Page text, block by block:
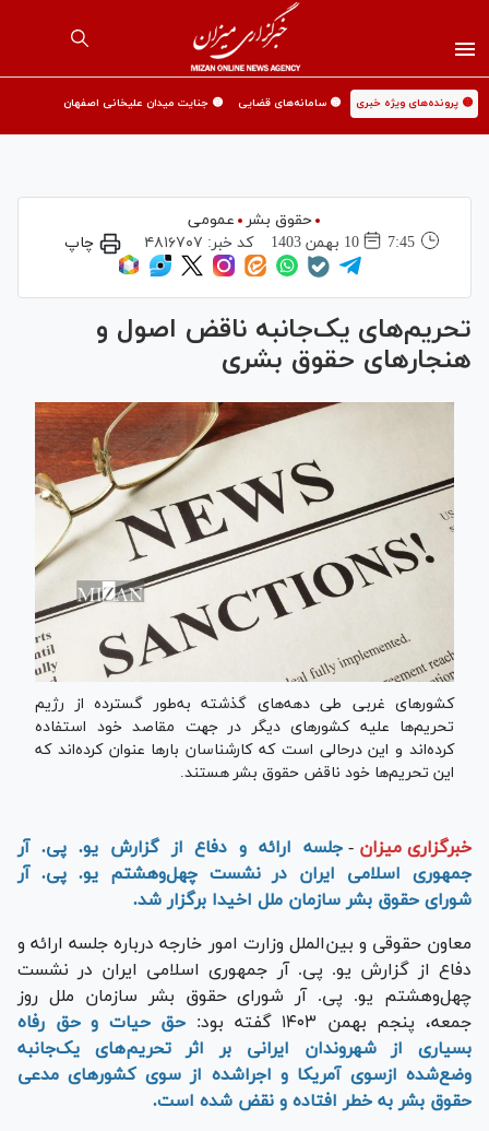
🟡 پرونده‌های ویژه خبری 🟡 سامانه‌های قضایی 🟡 جنایت میدان علیخانی اصفهان
حقوق بشر
عمومی
7:45
10 بهمن 1403 کد خبر: ۴۸۱۶۷۰۷ چاپ
تحریم‌های یک‌جانبه ناقض اصول و
هنجارهای حقوق بشری
کشور‌های غربی طی دهه‌های گذشته به‌طور گسترده از رژیم
تحریم‌ها علیه کشور‌های دیگر در جهت مقاصد خود استفاده
کرده‌اند و این درحالی است که کارشناسان بار‌ها عنوان کرده‌اند که
این تحریم‌ها خود ناقض حقوق بشر هستند.
خبرگزاری میزان - جلسه ارائه و دفاع از گزارش یو. پی. آر
جمهوری اسلامی ایران در نشست چهل‌وهشتم یو. پی. آر
شورای حقوق بشر سازمان ملل اخیدا برگزار شد.
معاون حقوقی و بین‌الملل وزارت امور خارجه درباره جلسه ارائه و
دفاع از گزارش یو. پی. آر جمهوری اسلامی ایران در نشست
چهل‌وهشتم یو. پی. آر شورای حقوق بشر سازمان ملل روز
جمعه، پنجم بهمن ۱۴۰۳ گفته بود:
حق حیات و حق رفاه
بسیاری از شهروندان ایرانی بر اثر تحریم‌های یک‌جانبه
وضع‌شده ازسوی آمریکا و اجراشده از سوی کشور‌های مدعی
حقوق بشر به خطر افتاده و نقض شده است.